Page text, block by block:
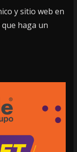
y sitio web en
haga un